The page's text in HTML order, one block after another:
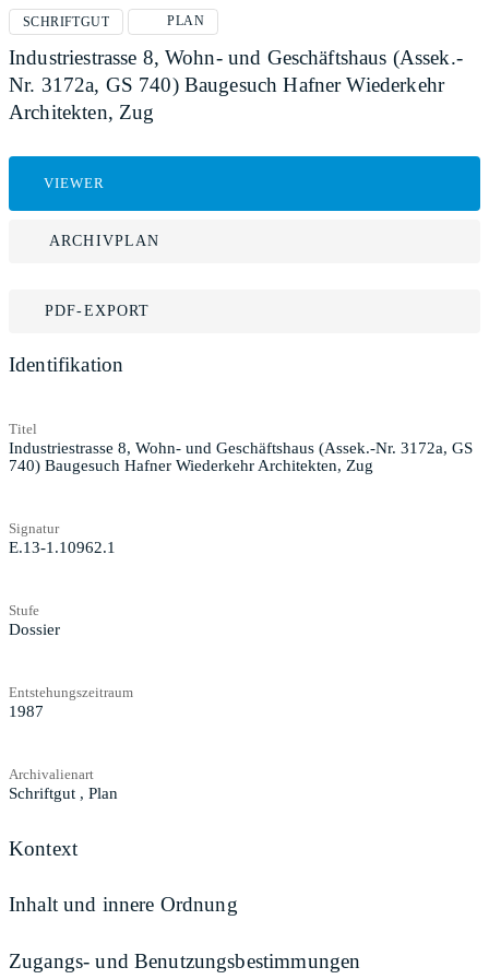
SCHRIFTGUT PLAN
Industriestrasse 8, Wohn- und Geschäftshaus (Assek.-
Nr. 3172a, GS 740) Baugesuch Hafner Wiederkehr
Architekten, Zug
VIEWER
ARCHIVPLAN
PDF-EXPORT
Identifikation
Titel
Industriestrasse 8, Wohn- und Geschäftshaus (Assek.-Nr. 3172a, GS
740) Baugesuch Hafner Wiederkehr Architekten, Zug
Signatur
E.13-1.10962.1
Stufe
Dossier
Entstehungszeitraum
1987
Archivalienart
Schriftgut , Plan
Kontext
Inhalt und innere Ordnung
Zugangs- und Benutzungsbestimmungen